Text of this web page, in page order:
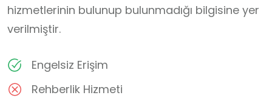
hizmetlerinin bulunup bulunmadığı bilgisine yer
verilmiştir.
Engelsiz Erişim
Rehberlik Hizmeti